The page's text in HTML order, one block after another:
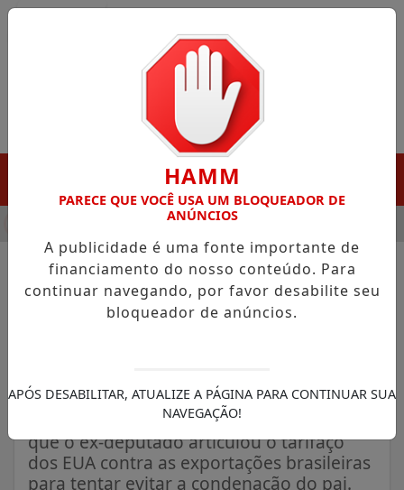
EM PORTO GRANDE COM ATUAÇÃO VOLTADA AO
NOTÍCIAS/JUSTIÇA FEDERAL
STF condena Eduardo
a 4 anos de prisão
Colegiado entendeu que há provas de
que o ex-deputado articulou o tarifaço
dos EUA contra as exportações brasileiras
para tentar evitar a condenação do pai.
HAMM
PARECE QUE VOCÊ USA UM BLOQUEADOR DE
ANÚNCIOS
A publicidade é uma fonte importante de
financiamento do nosso conteúdo. Para
continuar navegando, por favor desabilite seu
bloqueador de anúncios.
APÓS DESABILITAR, ATUALIZE A PÁGINA PARA CONTINUAR SUA
NAVEGAÇÃO!